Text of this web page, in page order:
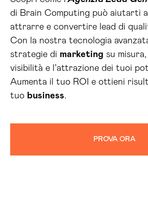
di Brain Computing può aiutarti
attrarre e convertire lead di
Con la nostra tecnologia
strategie di marketing su
visibilità e l’attrazione dei tuoi
Aumenta il tuo ROI e ottieni
tuo business.
PROVA ORA